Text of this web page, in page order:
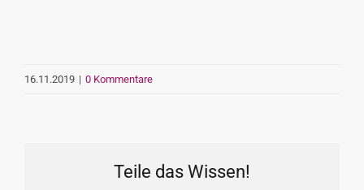
16.11.2019 | 0 Kommentare
Teile das Wissen!